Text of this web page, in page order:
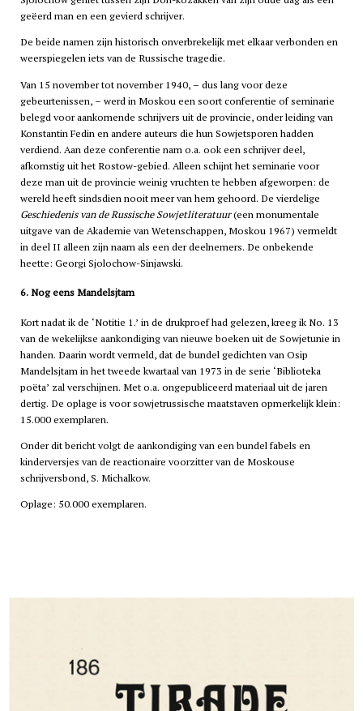
geëerd man en een gevierd schrijver.
De beide namen zijn historisch onverbrekelijk met elkaar verbonden en
weerspiegelen iets van de Russische tragedie.
Van 15 november tot november 1940, – dus lang voor deze
gebeurtenissen, – werd in Moskou een soort conferentie of seminarie
belegd voor aankomende schrijvers uit de provincie, onder leiding van
Konstantin Fedin en andere auteurs die hun Sowjetsporen hadden
verdiend. Aan deze conferentie nam o.a. ook een schrijver deel,
afkomstig uit het Rostow-gebied. Alleen schijnt het seminarie voor
deze man uit de provincie weinig vruchten te hebben afgeworpen: de
wereld heeft sindsdien nooit meer van hem gehoord. De vierdelige
Geschiedenis van de Russische Sowjetliteratuur(een monumentale
uitgave van de Akademie van Wetenschappen, Moskou 1967) vermeldt
in deel II alleen zijn naam als een der deelnemers. De onbekende
heette: Georgi Sjolochow-Sinjawski.
6. Nog eens Mandelsjtam
Kort nadat ik de ‘Notitie 1.’ in de drukproef had gelezen, kreeg ik No. 13
van de wekelijkse aankondiging van nieuwe boeken uit de Sowjetunie in
handen. Daarin wordt vermeld, dat de bundel gedichten van Osip
Mandelsjtam in het tweede kwartaal van 1973 in de serie ‘Biblioteka
poëta’ zal verschijnen. Met o.a. ongepubliceerd materiaal uit de jaren
dertig. De oplage is voor sowjetrussische maatstaven opmerkelijk klein:
15.000 exemplaren.
Onder dit bericht volgt de aankondiging van een bundel fabels en
kinderversjes van de reactionaire voorzitter van de Moskouse
schrijversbond, S. Michalkow.
Oplage: 50.000 exemplaren.